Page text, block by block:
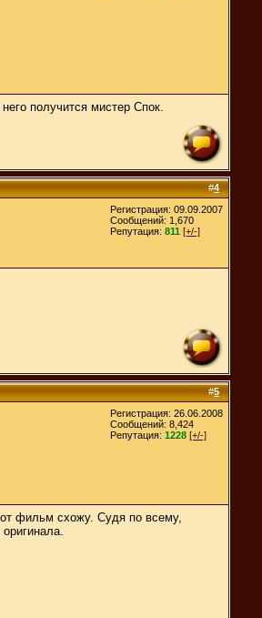
получится мистер Спок.
#4
Регистрация: 09.09.2007
Сообщений: 1,670
Репутация: 811 [+/-]
#5
Регистрация: 26.06.2008
Сообщений: 8,424
Репутация: 1228 [+/-]
фильм схожу. Судя по всему,